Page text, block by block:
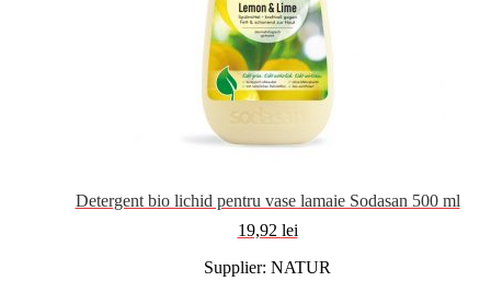
Detergent bio lichid pentru vase lamaie Sodasan 500 ml
19,92 lei
Supplier: NATUR